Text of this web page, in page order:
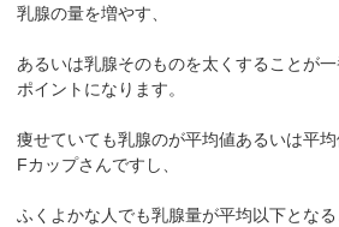
乳腺の量を増やす、
あるいは乳腺そのものを太くすることが一
ポイントになります。
痩せていても乳腺のが平均値あるいは平均
Fカップさんですし、
ふくよかな人でも乳腺量が平均以下となる